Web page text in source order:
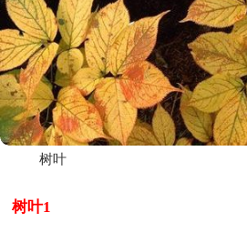
树叶
树叶1